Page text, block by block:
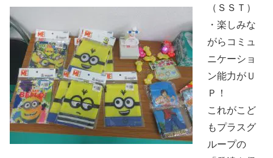
（ＳＳＴ）
・楽しみな
がらコミュ
ニケーショ
ン能力がＵ
Ｐ！
これがこど
もプラスグ
ループの